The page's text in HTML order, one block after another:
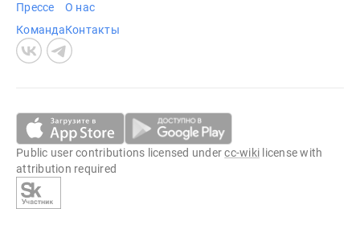
Прессе
Команда
О нас
Контакты
Public user contributions licensed undercc-wiki license with
attribution required